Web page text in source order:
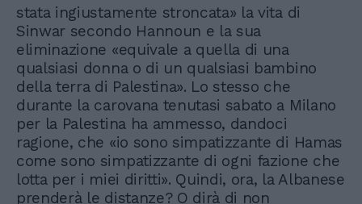
stata ingiustamente stroncata» la vita di
Sinwar secondo Hannoun e la sua
eliminazione «equivale a quella di una
qualsiasi donna o di un qualsiasi bambino
della terra di Palestina». Lo stesso che
durante la carovana tenutasi sabato a Milano
per la Palestina ha ammesso, dandoci
ragione, che «io sono simpatizzante di Hamas
come sono simpatizzante di ogni fazione che
lotta per i miei diritti». Quindi, ora, la Albanese
prenderà le distanze? O dirà di non